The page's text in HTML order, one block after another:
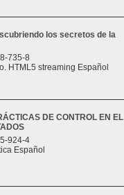
los secretos de la
735-8
HTML5 streaming Español
DE CONTROL EN EL
924-4
Español